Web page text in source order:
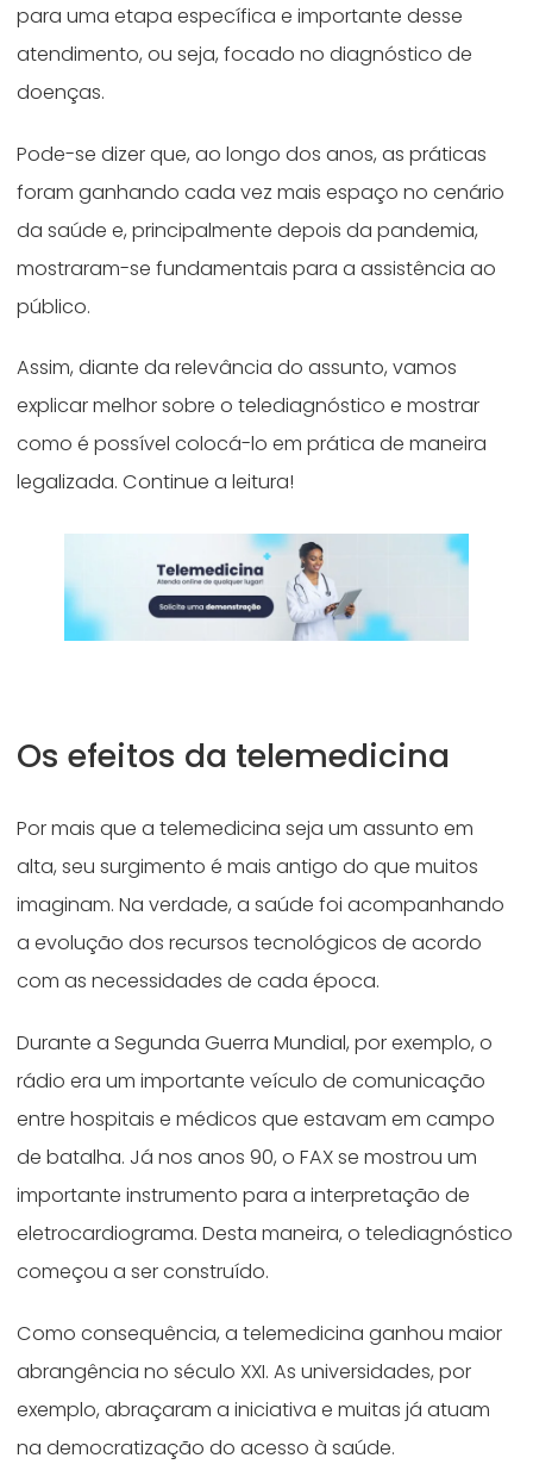
para uma etapa específica e importante desse
atendimento, ou seja, focado no diagnóstico de
doenças.
Pode-se dizer que, ao longo dos anos, as práticas
foram ganhando cada vez mais espaço no cenário
da saúde e, principalmente depois da pandemia,
mostraram-se fundamentais para a assistência ao
público.
Assim, diante da relevância do assunto, vamos
explicar melhor sobre o telediagnóstico e mostrar
como é possível colocá-lo em prática de maneira
legalizada. Continue a leitura!
Os efeitos da telemedicina
Por mais que a telemedicina seja um assunto em
alta, seu surgimento é mais antigo do que muitos
imaginam. Na verdade, a saúde foi acompanhando
a evolução dos recursos tecnológicos de acordo
com as necessidades de cada época.
Durante a Segunda Guerra Mundial, por exemplo, o
rádio era um importante veículo de comunicação
entre hospitais e médicos que estavam em campo
de batalha. Já nos anos 90, o FAX se mostrou um
importante instrumento para a interpretação de
eletrocardiograma. Desta maneira, o telediagnóstico
começou a ser construído.
Como consequência, a telemedicina ganhou maior
abrangência no século XXI. As universidades, por
exemplo, abraçaram a iniciativa e muitas já atuam
na democratização do acesso à saúde.